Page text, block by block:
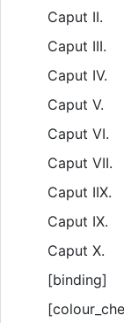
Caput II.
Caput III.
Caput IV.
Caput V.
Caput VI.
Caput VII.
Caput IIX.
Caput IX.
Caput X.
[binding]